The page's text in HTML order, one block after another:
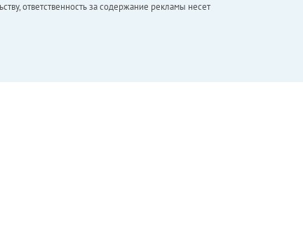
ответственность за содержание рекламы несет